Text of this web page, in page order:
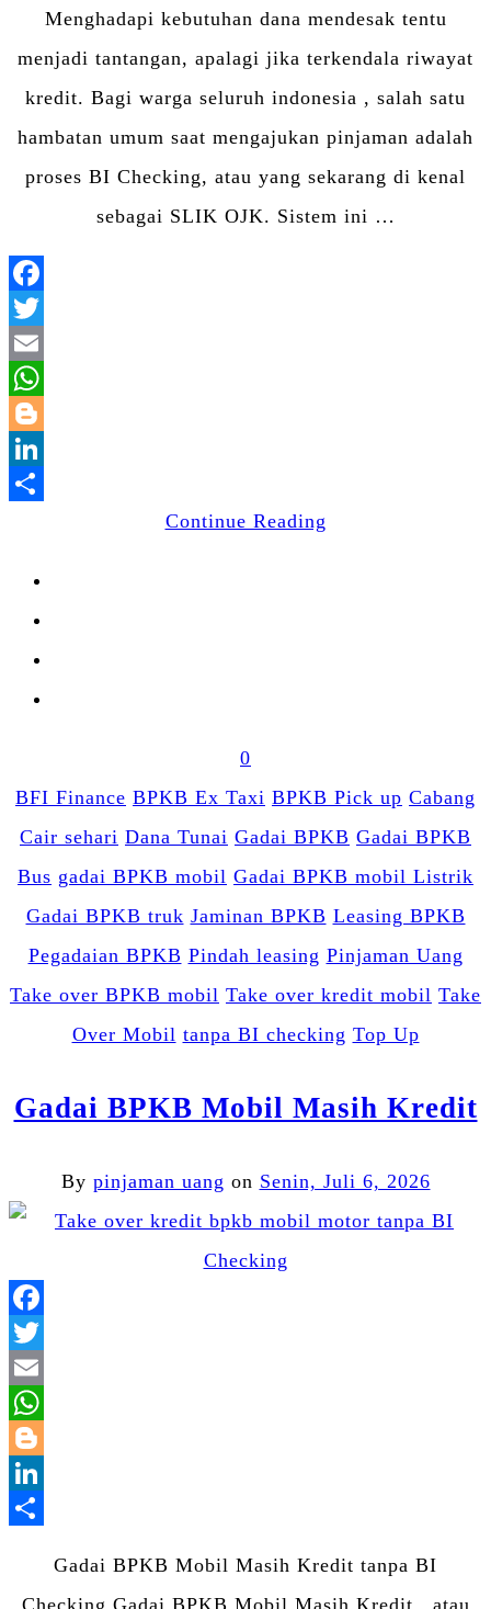
Menghadapi kebutuhan dana mendesak tentu
menjadi tantangan, apalagi jika terkendala riwayat
kredit. Bagi warga seluruh indonesia , salah satu
hambatan umum saat mengajukan pinjaman adalah
proses BI Checking, atau yang sekarang di kenal
sebagai SLIK OJK. Sistem ini …
Share
Continue Reading
0
BFI Finance BPKB Ex Taxi BPKB Pick up Cabang
Cair sehari Dana Tunai Gadai BPKB Gadai BPKB
Bus gadai BPKB mobil Gadai BPKB mobil Listrik
Gadai BPKB truk Jaminan BPKB Leasing BPKB
Pegadaian BPKB Pindah leasing Pinjaman Uang
Take over BPKB mobil Take over kredit mobil Take
Over Mobil tanpa BI checking Top Up
Gadai BPKB Mobil Masih Kredit
By pinjaman uang on Senin, Juli 6, 2026
Gadai BPKB Mobil Masih Kredit tanpa BI